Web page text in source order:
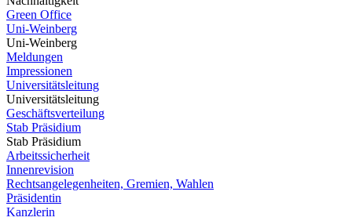
Green Office
Uni-Weinberg
Uni-Weinberg
Meldungen
Impressionen
Universitätsleitung
Universitätsleitung
Geschäftsverteilung
Stab Präsidium
Stab Präsidium
Arbeitssicherheit
Innenrevision
Rechtsangelegenheiten, Gremien, Wahlen
Präsidentin
Kanzlerin